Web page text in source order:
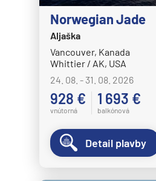
Crystal Serenity
Crystal Symphony
Cunard Line
Queen Anne
Queen Elizabeth
Queen Mary 2
Queen Victoria
Disney Cruise Line
Norwegian Jade
Aljaška
Vancouver, Kanada
Whittier / AK, USA
24. 08. - 31. 08. 2026
928 €
vnútorná
1 693 €
balkónová
Detail plavby